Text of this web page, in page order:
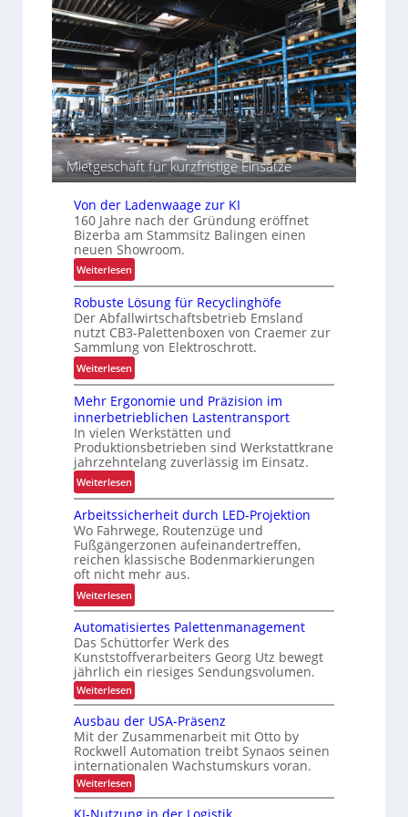
e
b
s
s
i
c
h
e
r
h
e
i
t
z
t
ä
t
e
n
r
I
t
r
a
l
o
g
i
s
i
k
Mietgeschäft für kurzfristige Einsätze
Von der Ladenwaage zur KI
160 Jahre nach der Gründung eröffnet
Bizerba am Stammsitz Balingen einen
neuen Showroom.
Weiterlesen:
V
o
n
d
e
r
L
a
d
e
n
w
a
a
g
e
z
u
r
K
I
Robuste Lösung für Recyclinghöfe
Der Abfallwirtschaftsbetrieb Emsland
nutzt CB3-Palettenboxen von Craemer zur
Sammlung von Elektroschrott.
Weiterlesen:
R
o
b
u
s
t
e
ö
s
u
n
g
f
ü
r
R
e
c
y
l
i
n
g
Mehr Ergonomie und Präzision im
innerbetrieblichen Lastentransport
In vielen Werkstätten und
Produktionsbetrieben sind Werkstattkrane
jahrzehntelang zuverlässig im Einsatz.
Weiterlesen:
M
e
h
r
E
r
g
o
n
o
m
i
e
u
n
d
P
r
ä
Arbeitssicherheit durch LED-Projektion
Wo Fahrwege, Routenzüge und
Fußgängerzonen aufeinandertreffen,
reichen klassische Bodenmarkierungen
oft nicht mehr aus.
Weiterlesen:
A
r
b
e
i
t
s
s
i
c
h
e
Automatisiertes Palettenmanagement
Das Schüttorfer Werk des
Kunststoffverarbeiters Georg Utz bewegt
jährlich ein riesiges Sendungsvolumen.
Weiterlesen:
A
u
t
o
m
a
t
i
Ausbau der USA-Präsenz
Mit der Zusammenarbeit mit Otto by
Rockwell Automation treibt Synaos seinen
internationalen Wachstumskurs voran.
Weiterlesen:
A